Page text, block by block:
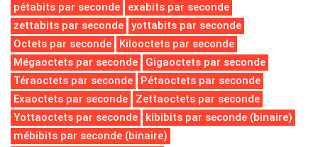
pétabits par seconde
exabits par seconde
zettabits par seconde
yottabits par seconde
Octets par seconde
Kilooctets par seconde
Mégaoctets par seconde
Gigaoctets par seconde
Téraoctets par seconde
Pétaoctets par seconde
Exaoctets par seconde
Zettaoctets par seconde
Yottaoctets par seconde
kibibits par seconde (binaire)
mébibits par seconde (binaire)